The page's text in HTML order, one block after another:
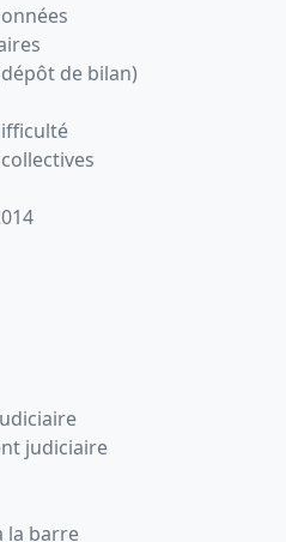
de bilan)
judiciaire
la barre